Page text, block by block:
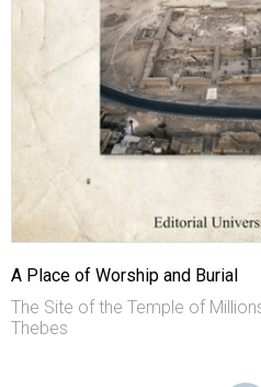
A Place of Worship and Burial
The Site of the Temple of
Thebes